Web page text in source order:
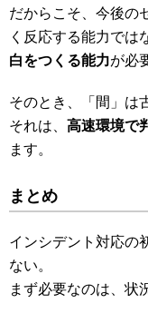
だからこそ、今後の
く反応する能力では
白をつくる能力が必
そのとき、「間」は
それは、 高速環境で
ます。
まとめ
インシデント対応の
ない。
まず必要なのは、状